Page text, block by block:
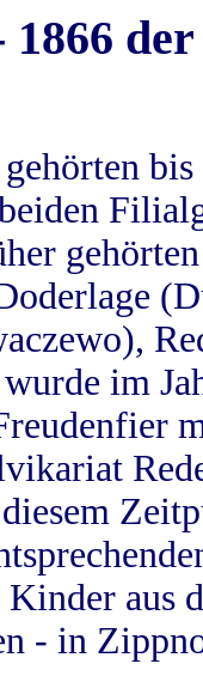
1866
im
aus
- in